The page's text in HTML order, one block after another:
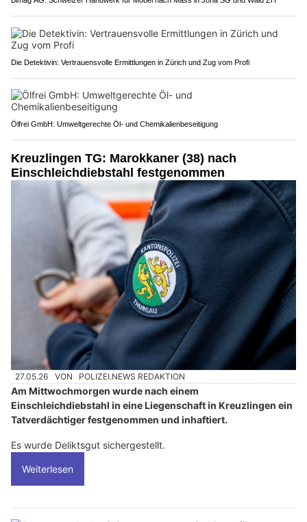
Die Detektivin: Vertrauensvolle Ermittlungen in Zürich und Zug vom Profi
Ölfrei GmbH: Umweltgerechte Öl- und Chemikalienbeseitigung
Kreuzlingen TG: Marokkaner (38) nach
Einschleichdiebstahl festgenommen
27.05.26 VON POLIZEI.NEWS REDAKTION
Am Mittwochmorgen wurde nach einem
Einschleichdiebstahl in eine Liegenschaft in Kreuzlingen ein
Tatverdächtiger festgenommen und inhaftiert.
Es wurde Deliktsgut sichergestellt.
Weiterlesen